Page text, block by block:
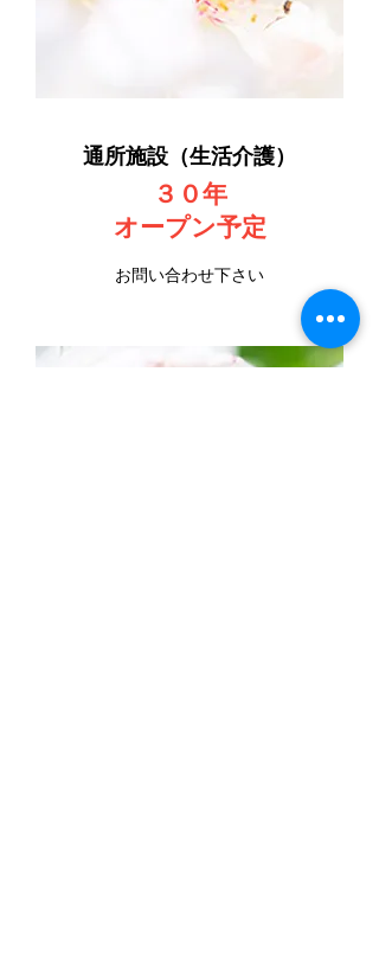
​通所施設（生活介護）
３０年
​オープン予定
お問い合わせ下さい